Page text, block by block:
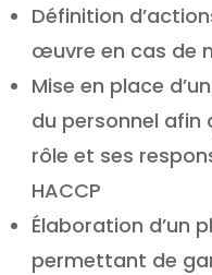
Définition
œuvre en cas de
Mise en place
du personnel afin
rôle et ses
HACCP
Élaboration d’un
permettant de